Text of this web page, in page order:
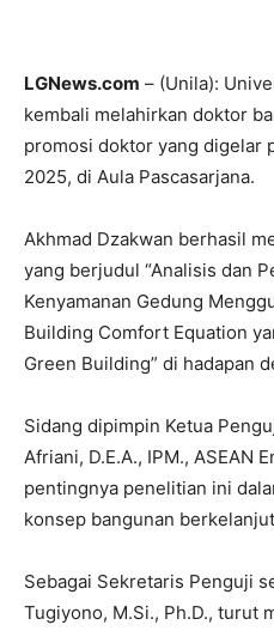
LGNews.com – (Unila):
kembali melahirkan doktor
promosi doktor yang digelar
2025, di Aula Pascasarjana.
Akhmad Dzakwan berhasil
yang berjudul “Analisis dan
Kenyamanan Gedung
Building Comfort Equation
Green Building” di hadapan
Sidang dipimpin Ketua
Afriani, D.E.A., IPM., ASEAN
pentingnya penelitian ini
konsep bangunan
Sebagai Sekretaris Penguji
Tugiyono, M.Si., Ph.D., turut